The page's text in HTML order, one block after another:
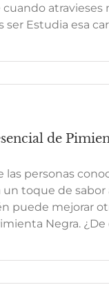
atravieses
ser Estudia esa
de
las personas
un toque de
puede mejorar
Negra.